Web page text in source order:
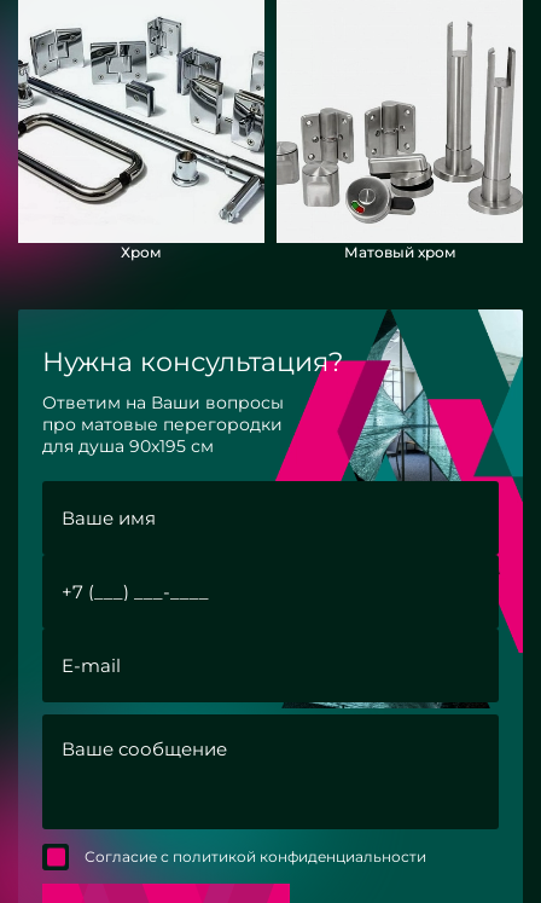
Хром Матовый хром
Нужна консультация?
Ответим на Ваши вопросы
про матовые перегородки
для душа 90x195 см
Согласие с политикой конфиденциальности